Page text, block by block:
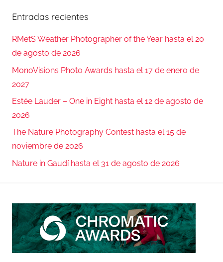
Entradas recientes
RMetS Weather Photographer of the Year hasta el 20
de agosto de 2026
MonoVisions Photo Awards hasta el 17 de enero de
2027
Estée Lauder – One in Eight hasta el 12 de agosto de
2026
The Nature Photography Contest hasta el 15 de
noviembre de 2026
Nature in Gaudí hasta el 31 de agosto de 2026